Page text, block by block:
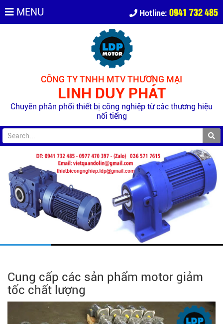
MENU Hotline: 0941 732 485
CÔNG TY TNHH MTV THƯƠNG MẠI
LINH DUY PHÁT
Chuyên phân phối thiết bị công nghiệp từ các thương hiệu
nổi tiếng
Cung cấp các sản phẩm motor giảm
tốc chất lượng